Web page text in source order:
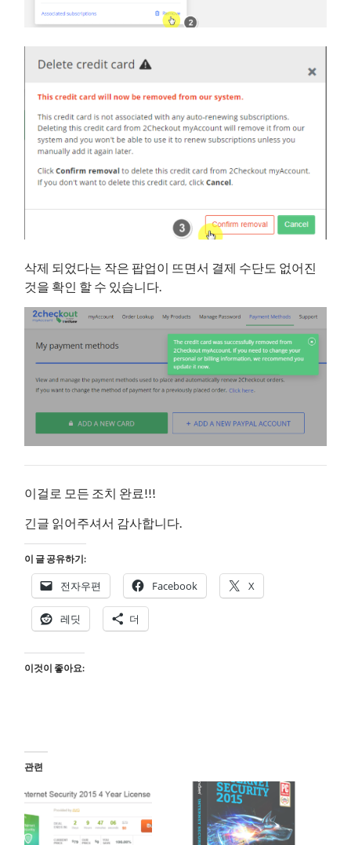
삭제 되었다는 작은 팝업이 뜨면서 결제 수단도 없어진
것을 확인 할 수 있습니다.
이걸로 모든 조치 완료!!!
긴글 읽어주셔서 감사합니다.
이 글 공유하기:
전자우편 Facebook X
레딧 더
이것이 좋아요:
관련